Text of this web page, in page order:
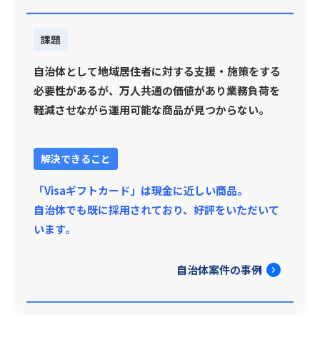
課題
自治体として地域居住者に対する支援・施策をする
必要性があるが、万人共通の価値があり業務負荷を
軽減させながら運用可能な商品が見つからない。
解決できること
「Visaギフトカード」は現金に近しい商品。
自治体でも既に採用されており、好評をいただいて
います。
自治体案件の事例